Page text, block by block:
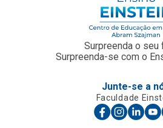
Surpreenda o seu
Surpreenda-se com o
Junte-se a
Faculdade